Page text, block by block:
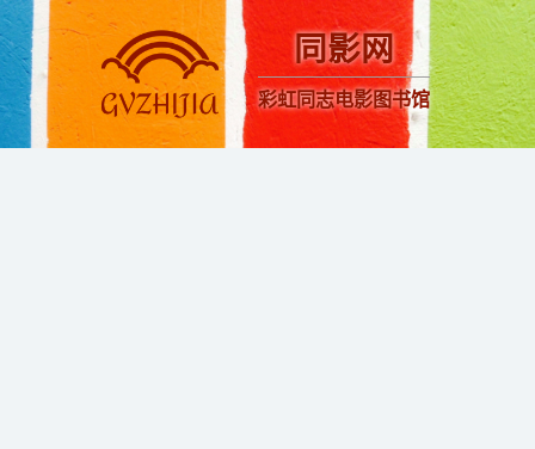
同影网
彩虹同志电影图书馆